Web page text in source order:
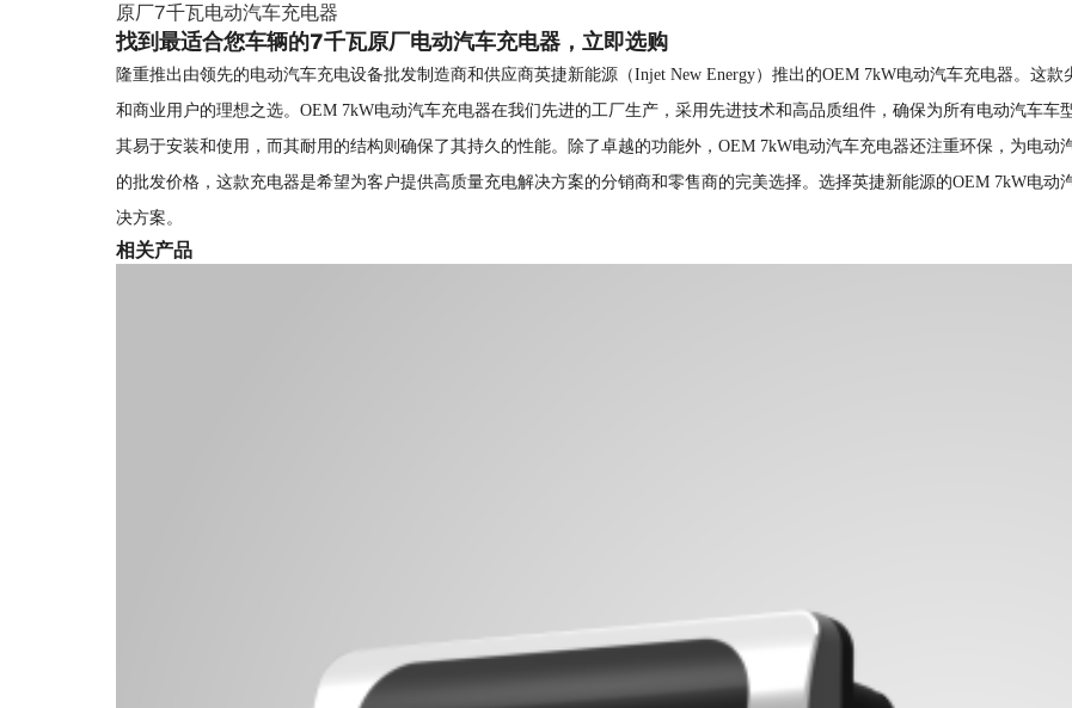
原厂7千瓦电动汽车充电器
找到最适合您车辆的7千瓦原厂电动汽车充电器，立即选购
隆重推出由领先的电动汽车充电设备批发制造商和供应商英捷新能源（Injet New Energy）推出的OEM 7kW电动汽车充电器。这
和商业用户的理想之选。OEM 7kW电动汽车充电器在我们先进的工厂生产，采用先进技术和高品质组件，确保为所有电动汽车
其易于安装和使用，而其耐用的结构则确保了其持久的性能。除了卓越的功能外，OEM 7kW电动汽车充电器还注重环保，为电动
的批发价格，这款充电器是希望为客户提供高质量充电解决方案的分销商和零售商的完美选择。选择英捷新能源的OEM 7kW电
决方案。
相关产品